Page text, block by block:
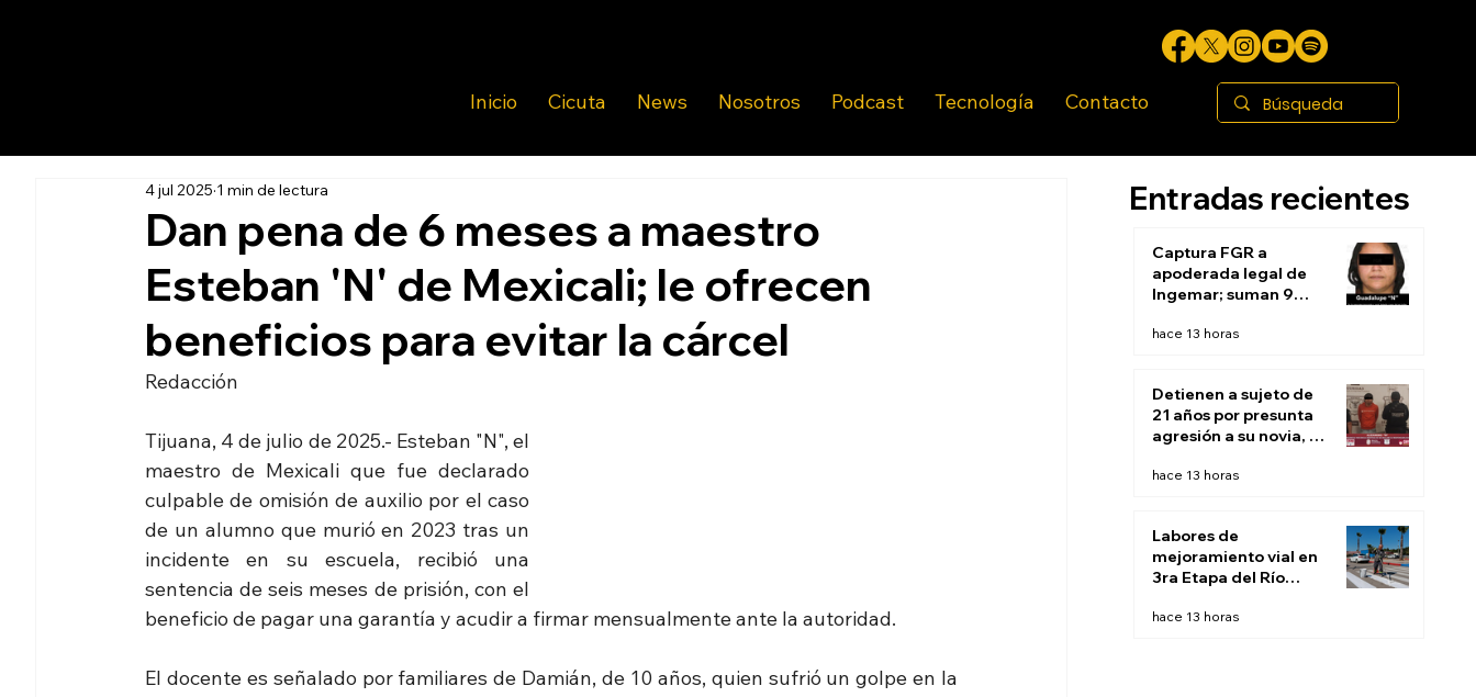
Inicio Cicuta News Nosotros Podcast Tecnología Contacto
Dan pena de 6 meses a maestro
Esteban 'N' de Mexicali; le ofrecen
beneficios para evitar la cárcel
4 jul 2025 1 min de lectura
Redacción
Tijuana, 4 de julio de 2025.- Esteban "N", el
maestro de Mexicali que fue declarado
culpable de omisión de auxilio por el caso
de un alumno que murió en 2023 tras un
incidente en su escuela, recibió una
sentencia de seis meses de prisión, con el
beneficio de pagar una garantía y acudir a firmar mensualmente ante la autoridad.
El docente es señalado por familiares de Damián, de 10 años, quien sufrió un golpe en la
Entradas recientes
Captura FGR a
apoderada legal de
Ingemar; suman 9
relacionadas con el
hace 13 horas
Detienen a sujeto de
21 años por presunta
agresión a su novia, de
hace 13 horas
Labores de
mejoramiento vial en
3ra Etapa del Río
tijuanenses: Municipio
hace 13 horas